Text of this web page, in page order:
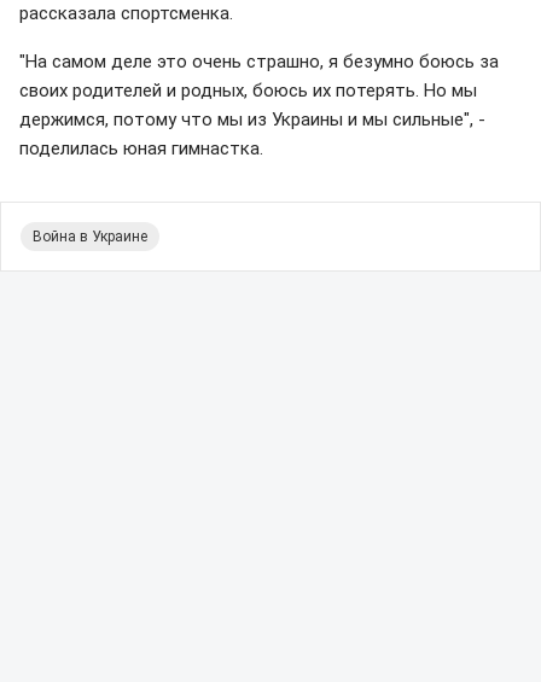
рассказала спортсменка.
"На самом деле это очень страшно, я безумно боюсь за
своих родителей и родных, боюсь их потерять. Но мы
держимся, потому что мы из Украины и мы сильные", -
поделилась юная гимнастка.
Война в Украине